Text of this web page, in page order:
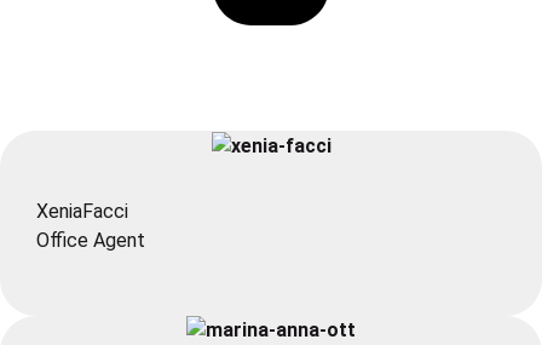
XeniaFacci
Office Agent